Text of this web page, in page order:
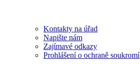
Kontakty na úřad
Napište nám
Zajímavé odkazy
Prohlášení o ochraně soukromí